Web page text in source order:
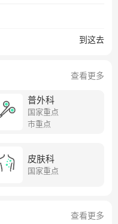
难病例会诊中心和远程
治疗水平居国内领先地
国现代儿科学奠基人诸
三位院士，以及突出贡
员、新世纪百千万人才
院和儿科学系所在地，
、硕士研究生，长学制
领航儿科行业发展。
到这去
查看更多
普外科
国家重点
市重点
皮肤科
国家重点
查看更多